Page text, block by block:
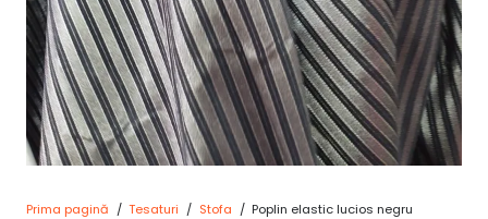
Prima pagină / Tesaturi / Stofa / Poplin elastic lucios negru